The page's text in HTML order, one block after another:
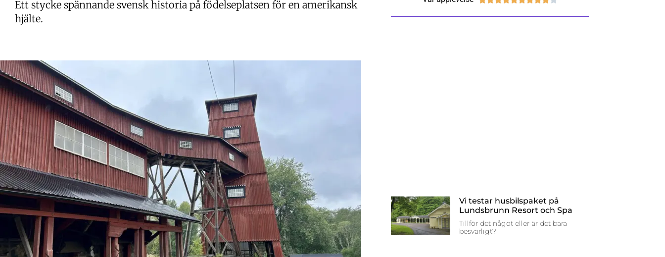
Ett stycke spännande svensk historia på födelseplatsen för en amerikansk
hjälte.
Vi testar husbilspaket på
Lundsbrunn Resort och Spa
Tillför det något eller är det bara
besvärligt?